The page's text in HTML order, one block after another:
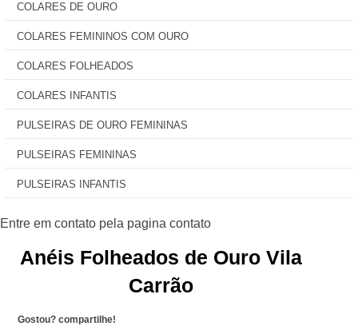
COLARES DE OURO
COLARES FEMININOS COM OURO
COLARES FOLHEADOS
COLARES INFANTIS
PULSEIRAS DE OURO FEMININAS
PULSEIRAS FEMININAS
PULSEIRAS INFANTIS
Anéis Folheados de Ouro Vila
Carrão
Gostou? compartilhe!